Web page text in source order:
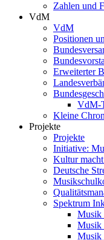
Zahlen und
VdM
VdM
Positionen
Erweiterter
VdM-
Kleine
Projekte
Projekte
Initiative:
Kultur
Deutsche
Spektrum
Musik
Musik
Musik